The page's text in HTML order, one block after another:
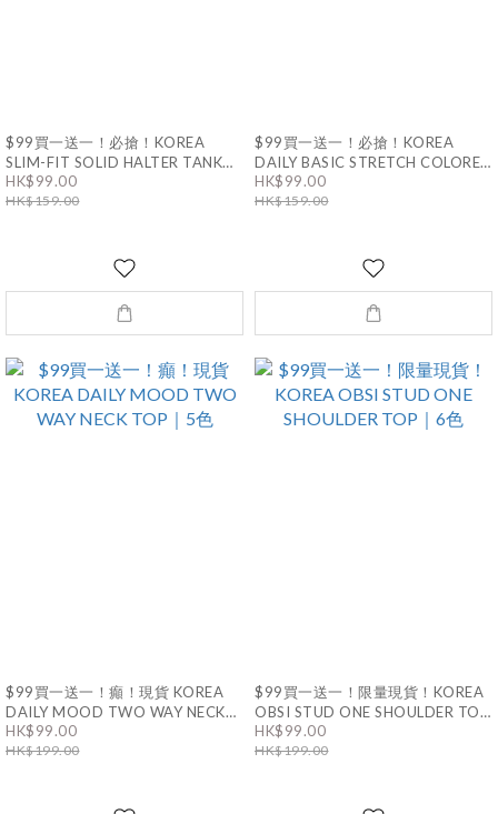
$99買一送一！必搶！KOREA
SLIM-FIT SOLID HALTER TANK
TOP｜11色
HK$99.00
HK$159.00
$99買一送一！必搶！KOREA
DAILY BASIC STRETCH COLORED
STRAP SLEEVELESS｜8色
HK$99.00
HK$159.00
$99買一送一！癲！現貨 KOREA
DAILY MOOD TWO WAY NECK
TOP｜5色
HK$99.00
HK$199.00
$99買一送一！限量現貨！KOREA
OBSI STUD ONE SHOULDER TOP
｜6色
HK$99.00
HK$199.00